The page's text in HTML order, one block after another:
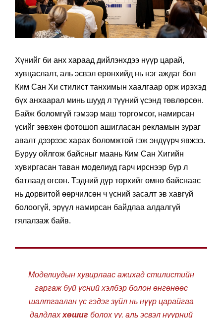
Хүнийг би анх хараад дийлэнхдээ нүүр царай,
хувцаслалт, аль эсвэл ерөнхийд нь нэг аждаг бол
Ким Сан Хи стилист танхимын хаалгаар орж ирэхэд
бүх анхаарал минь шууд л түүний үсэнд төвлөрсөн.
Байж боломгүй гэмээр маш торгомсог, намирсан
үсийг зөвхөн фотошоп ашигласан рекламын зураг
авалт дээрээс харах боломжтой гэж эндүүрч явжээ.
Буруу ойлгож байсныг маань Ким Сан Хигийн
хувиргасан таван моделиуд гарч ирснээр бүр л
батлаад өгсөн. Тэдний дүр төрхийг өмнө байснаас
нь дорвитой өөрчилсөн ч үсний засалт эв хавгүй
болоогүй, эрүүл намирсан байдлаа алдалгүй
гялалзаж байв.
Моделиудын хувирлаас ажихад стилистийн
гаргаж буй үсний хэлбэр болон өнгөнөөс
шалтгаалан үс гэдэг зүйл нь нүүр царайгаа
далдлаххөшиг болох уу, аль эсвэл нүүрний